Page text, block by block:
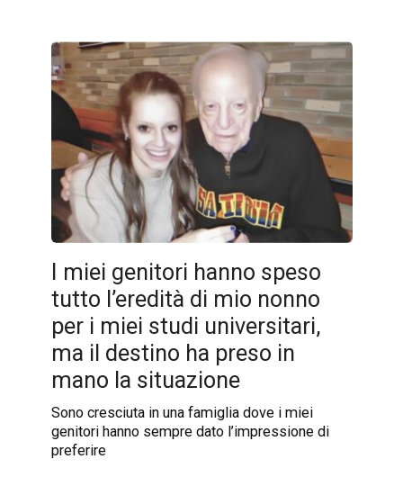
I miei genitori hanno speso
tutto l’eredità di mio nonno
per i miei studi universitari,
ma il destino ha preso in
mano la situazione
Sono cresciuta in una famiglia dove i miei
genitori hanno sempre dato l’impressione di
preferire